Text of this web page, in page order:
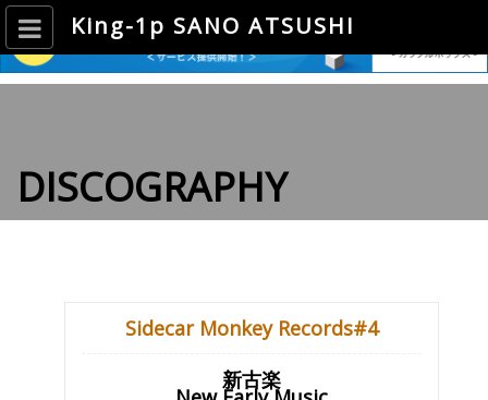
King-1p SANO ATSUSHI
DISCOGRAPHY
Sidecar Monkey Records#4
新古楽